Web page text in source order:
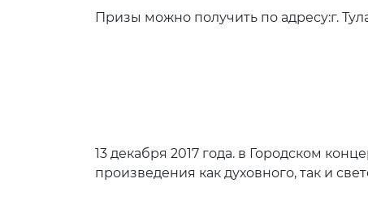
Призы можно получить по адресу:г.
13 декабря 2017 года. в Городском
произведения как духовного, так и